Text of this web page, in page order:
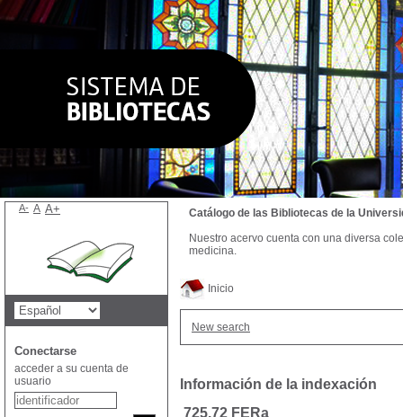
Inicio
New search
Información de la indexación
725.72 FERa
Catálogo de las Bibliotecas de la
Nuestro acervo cuenta con una diversa
medicina.
A- A A+
Conectarse
acceder a su cuenta de
usuario